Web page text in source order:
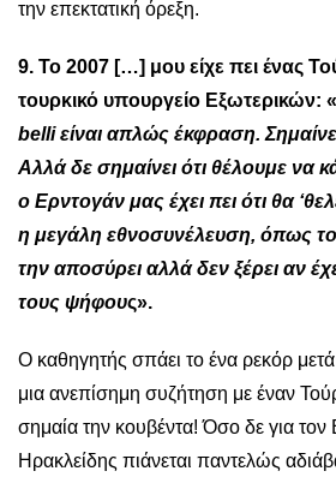
την επεκτατική όρεξη.
9. Το 2007 […] μου είχε πει ένας
τουρκικό υπουργείο Εξωτερικών: «
belli είναι απλώς έκφραση.
Αλλά δε σημαίνει ότι θέλουμε να
ο Ερντογάν μας έχει πει ότι θα
η μεγάλη εθνοσυνέλευση, όπως το
την αποσύρει αλλά δεν ξέρει αν
τους ψήφους».
Ο καθηγητής σπάει το ένα ρεκόρ μετά
μια ανεπίσημη συζήτηση με έναν
σημαία την κουβέντα! Όσο δε για τον
Ηρακλείδης πιάνεται παντελώς